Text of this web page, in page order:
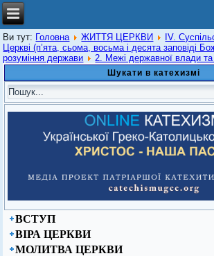
Ви тут: Головна ЖИТТЯ ЦЕРКВИ
IV.
Церкві (п’ята, сьома, восьма і десята заповіді
розуміння держави
2. Межі державної влади
Шукати в катехизмі
ВСТУП
ВІРА ЦЕРКВИ
МОЛИТВА ЦЕРКВИ